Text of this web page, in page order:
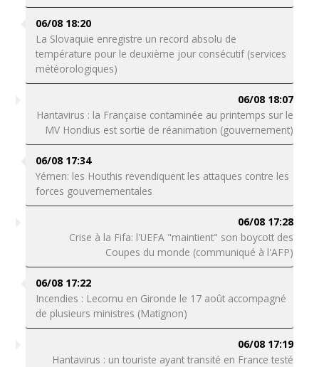
06/08 18:20
La Slovaquie enregistre un record absolu de
température pour le deuxième jour consécutif (services
météorologiques)
06/08 18:07
Hantavirus : la Française contaminée au printemps sur le
MV Hondius est sortie de réanimation (gouvernement)
06/08 17:34
Yémen: les Houthis revendiquent les attaques contre les
forces gouvernementales
06/08 17:28
Crise à la Fifa: l'UEFA "maintient" son boycott des
Coupes du monde (communiqué à l'AFP)
06/08 17:22
Incendies : Lecornu en Gironde le 17 août accompagné
de plusieurs ministres (Matignon)
06/08 17:19
Hantavirus : un touriste ayant transité en France testé